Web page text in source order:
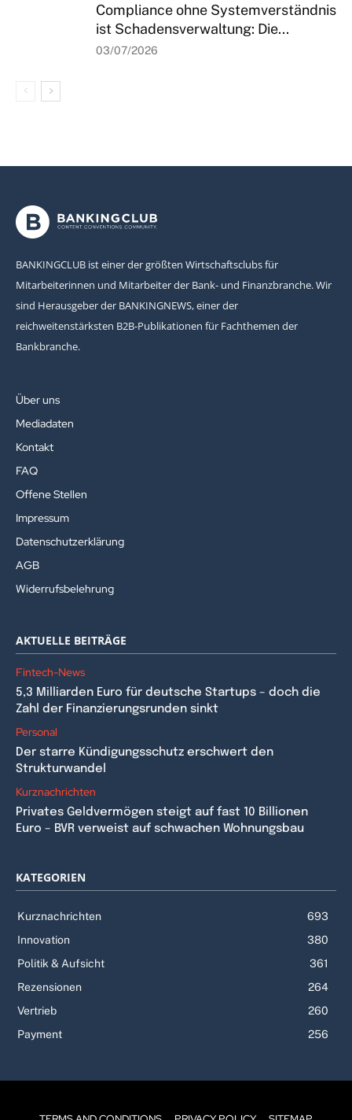
Compliance ohne Systemverständnis
ist Schadensverwaltung: Die...
03/07/2026
BANKINGCLUB ist einer der größten Wirtschaftsclubs für
Mitarbeiterinnen und Mitarbeiter der Bank- und Finanzbranche. Wir
sind Herausgeber der BANKINGNEWS, einer der
reichweitenstärksten B2B-Publikationen für Fachthemen der
Bankbranche.
Über uns
Mediadaten
Kontakt
FAQ
Offene Stellen
Impressum
Datenschutzerklärung
AGB
Widerrufsbelehrung
AKTUELLE BEITRÄGE
Fintech-News
5,3 Milliarden Euro für deutsche Startups – doch die
Zahl der Finanzierungsrunden sinkt
Personal
Der starre Kündigungsschutz erschwert den
Strukturwandel
Kurznachrichten
Privates Geldvermögen steigt auf fast 10 Billionen
Euro – BVR verweist auf schwachen Wohnungsbau
KATEGORIEN
Kurznachrichten
693
Innovation
380
Politik & Aufsicht
361
Rezensionen
264
Vertrieb
260
Payment
256